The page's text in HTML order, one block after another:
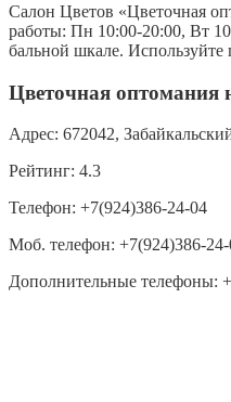
Салон Цветов «Цветочная
работы: Пн 10:00-20:00, Вт
бальной шкале. Используйте
Цветочная оптомания
Адрес: 672042,
Рейтинг: 4.3
Телефон: +7(924)386-24-04
Моб. телефон: +7(924)386-
Дополнительные телефоны: